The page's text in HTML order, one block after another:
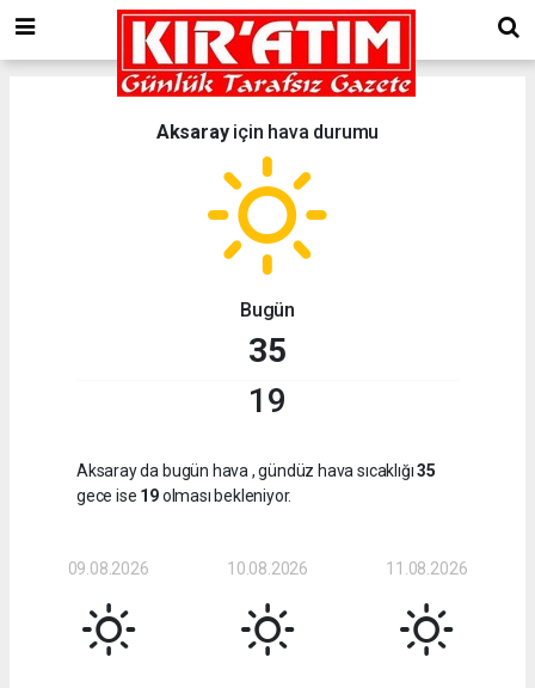
Aksarayiçin hava durumu
Bugün
35
19
Aksaray da bugün hava , gündüz hava sıcaklığı35
gece ise 19olması bekleniyor.
09.08.2026 10.08.2026 11.08.2026